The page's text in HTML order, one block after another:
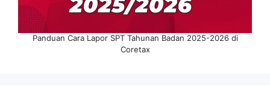
Panduan Cara Lapor SPT Tahunan Badan 2025-2026 di
Coretax